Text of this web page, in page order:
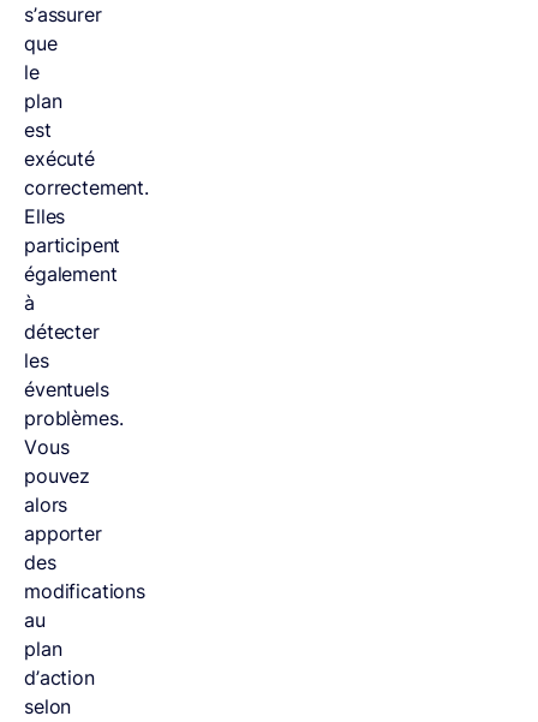
s’assurer
que
le
plan
est
exécuté
correctement.
Elles
participent
également
à
détecter
les
éventuels
problèmes.
Vous
pouvez
alors
apporter
des
modifications
au
plan
d’action
selon